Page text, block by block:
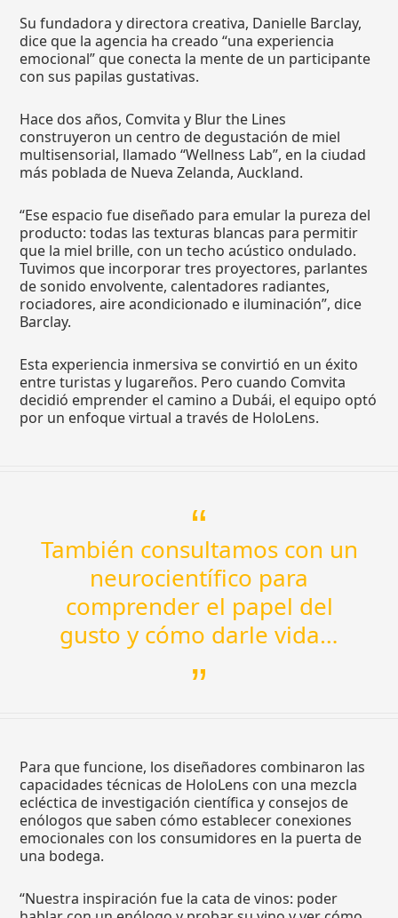
Su fundadora y directora creativa, Danielle Barclay,
dice que la agencia ha creado “una experiencia
emocional” que conecta la mente de un participante
con sus papilas gustativas.
Hace dos años, Comvita y Blur the Lines
construyeron un centro de degustación de miel
multisensorial, llamado “Wellness Lab”, en la ciudad
más poblada de Nueva Zelanda, Auckland.
“Ese espacio fue diseñado para emular la pureza del
producto: todas las texturas blancas para permitir
que la miel brille, con un techo acústico ondulado.
Tuvimos que incorporar tres proyectores, parlantes
de sonido envolvente, calentadores radiantes,
rociadores, aire acondicionado e iluminación”, dice
Barclay.
Esta experiencia inmersiva se convirtió en un éxito
entre turistas y lugareños. Pero cuando Comvita
decidió emprender el camino a Dubái, el equipo optó
por un enfoque virtual a través de HoloLens.
También consultamos con un
neurocientífico para
comprender el papel del
gusto y cómo darle vida…
Para que funcione, los diseñadores combinaron las
capacidades técnicas de HoloLens con una mezcla
ecléctica de investigación científica y consejos de
enólogos que saben cómo establecer conexiones
emocionales con los consumidores en la puerta de
una bodega.
“Nuestra inspiración fue la cata de vinos: poder